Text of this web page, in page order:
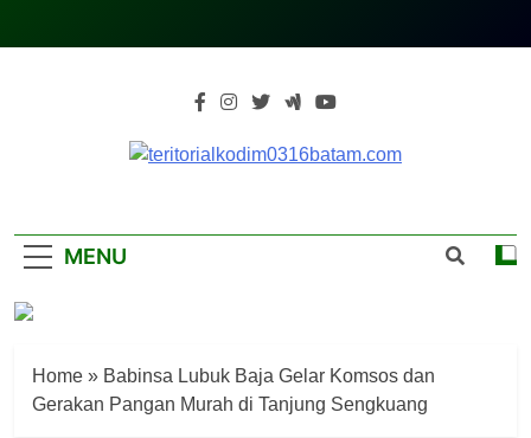
MENU
Home » Babinsa Lubuk Baja Gelar Komsos dan
Gerakan Pangan Murah di Tanjung Sengkuang